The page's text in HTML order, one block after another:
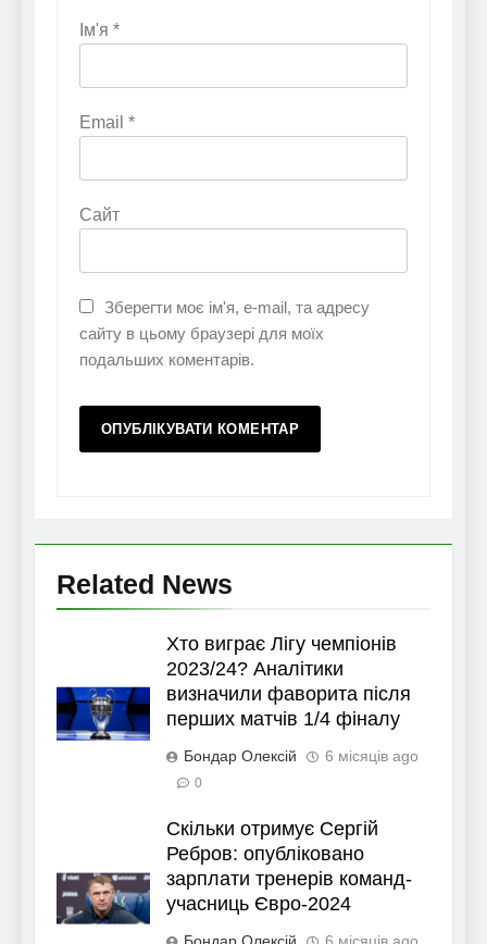
Ім'я *
Email *
Сайт
Зберегти моє ім'я, e-mail, та адресу
сайту в цьому браузері для моїх
подальших коментарів.
Related News
Хто виграє Лігу чемпіонів
2023/24? Аналітики
визначили фаворита після
перших матчів 1/4 фіналу
Бондар Олексій 6 місяців ago
0
Скільки отримує Сергій
Ребров: опубліковано
зарплати тренерів команд-
учасниць Євро-2024